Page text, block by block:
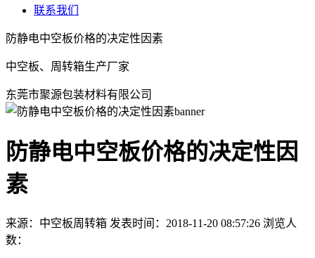
联系我们
防静电中空板价格的决定性因素
中空板、周转箱生产厂家
东莞市聚源包装材料有限公司
防静电中空板价格的决定性因
素
来源：中空板周转箱 发表时间：2018-11-20 08:57:26 浏览人
数：